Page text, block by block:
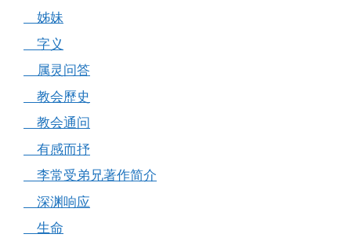
姊妹
字义
属灵问答
教会歷史
教会通问
有感而抒
李常受弟兄著作简介
深渊响应
生命